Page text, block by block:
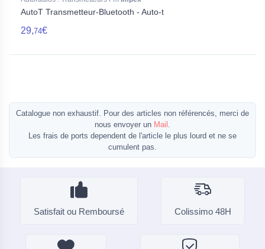
AutoT Transmetteur-Bluetooth - Auto-t
29,74€
Catalogue non exhaustif. Pour des articles non référencés, merci de
nous envoyer un Mail .
Les frais de ports dependent de l'article le plus lourd et ne se
cumulent pas.
Satisfait ou Remboursé Colissimo 48H